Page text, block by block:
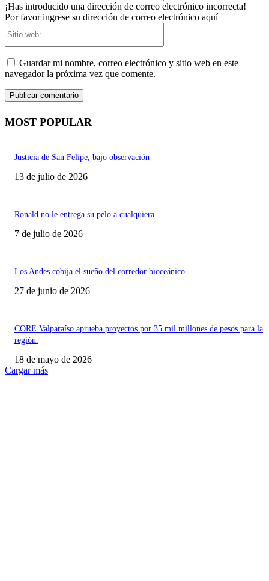
¡Has introducido una dirección de correo electrónico incorrecta!
Por favor ingrese su dirección de correo electrónico aquí
Guardar mi nombre, correo electrónico y sitio web en este
navegador la próxima vez que comente.
MOST POPULAR
Justicia de San Felipe, bajo observación
13 de julio de 2026
Ronald no le entrega su pelo a cualquiera
7 de julio de 2026
Los Andes cobija el sueño del corredor bioceánico
27 de junio de 2026
CORE Valparaíso aprueba proyectos por 35 mil millones de pesos para la
región.
18 de mayo de 2026
Cargar más